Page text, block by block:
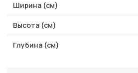
Ширина (см)
Высота (см)
Глубина (см)